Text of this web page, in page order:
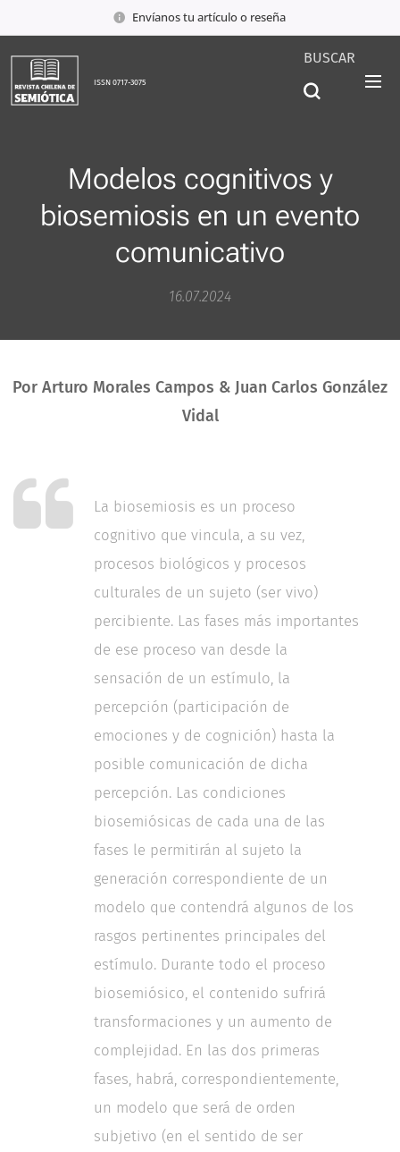
Envíanos tu artículo o reseña
ISSN 0717-3075
BUSCAR
Modelos cognitivos y
biosemiosis en un evento
comunicativo
16.07.2024
Por Arturo Morales Campos & Juan Carlos González
Vidal
La biosemiosis es un proceso
cognitivo que vincula, a su vez,
procesos biológicos y procesos
culturales de un sujeto (ser vivo)
percibiente. Las fases más importantes
de ese proceso van desde la
sensación de un estímulo, la
percepción (participación de
emociones y de cognición) hasta la
posible comunicación de dicha
percepción. Las condiciones
biosemiósicas de cada una de las
fases le permitirán al sujeto la
generación correspondiente de un
modelo que contendrá algunos de los
rasgos pertinentes principales del
estímulo. Durante todo el proceso
biosemiósico, el contenido sufrirá
transformaciones y un aumento de
complejidad. En las dos primeras
fases, habrá, correspondientemente,
un modelo que será de orden
subjetivo (en el sentido de ser